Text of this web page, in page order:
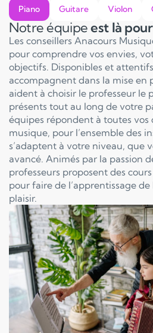
Piano Guitare Violon
Notre équipeest là
Les conseillers Anacours
pour comprendre vos envies,
objectifs. Disponibles et
accompagnent dans la mise en
aident à choisir le professeur le
présents tout au long de votre
équipes répondent à toutes vos
musique, pour l’ensemble des
s’adaptent à votre niveau, que
avancé. Animés par la passion
professeurs proposent des
pour faire de l’apprentissage
plaisir.